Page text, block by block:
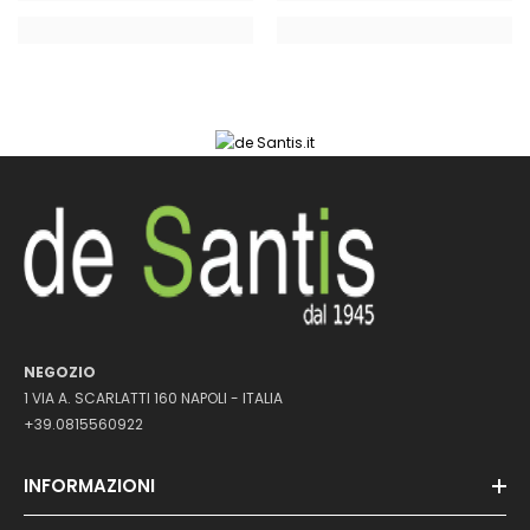
NEGOZIO
1 VIA A. SCARLATTI 160 NAPOLI - ITALIA
+39.0815560922
INFORMAZIONI